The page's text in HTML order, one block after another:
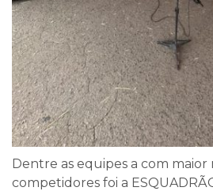
Dentre as equipes a com
competidores foi a